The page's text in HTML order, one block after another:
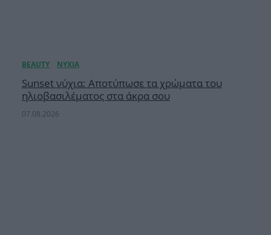
Sunset νύχια: Αποτύπωσε τα χρώματα του
ηλιοβασιλέματος στα άκρα σου
07.08.2026